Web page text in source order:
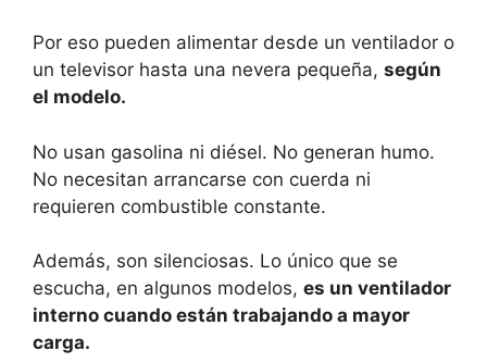
Por eso pueden alimentar desde un ventilador o
un televisor hasta una nevera pequeña, según
el modelo.
No usan gasolina ni diésel. No generan humo.
No necesitan arrancarse con cuerda ni
requieren combustible constante.
Además, son silenciosas. Lo único que se
escucha, en algunos modelos, es un ventilador
interno cuando están trabajando a mayor
carga.